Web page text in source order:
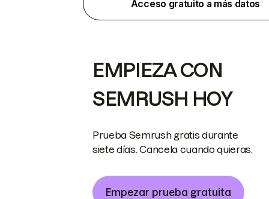
Acceso gratuito a más datos
EMPIEZA CON
SEMRUSH HOY
Prueba Semrush gratis durante
siete días. Cancela cuando quieras.
Empezar prueba gratuita